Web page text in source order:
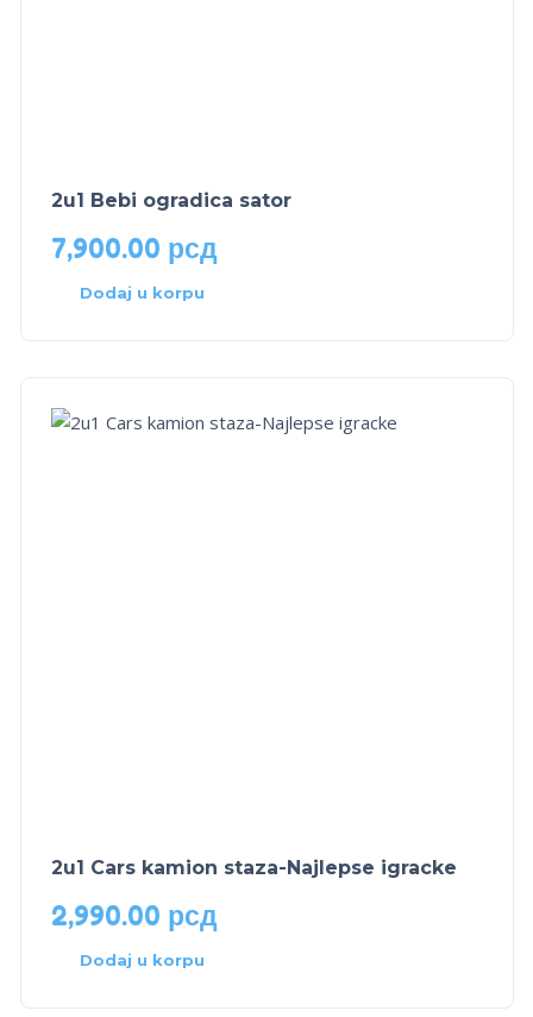
2u1 Bebi ogradica sator
7,900.00 рсд
Dodaj u korpu
2u1 Cars kamion staza-Najlepse igracke
2,990.00 рсд
Dodaj u korpu